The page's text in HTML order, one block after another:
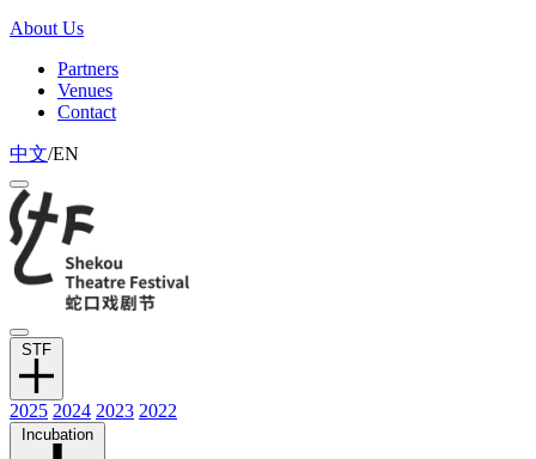
About Us
Partners
Venues
Contact
中文/EN
STF
2025 2024 2023 2022
Incubation